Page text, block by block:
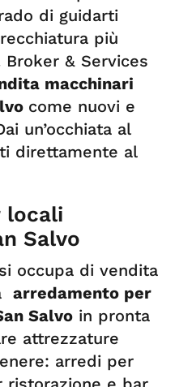
di guidarti
più
& Services
macchinari
come nuovi e
un’occhiata al
direttamente al
locali
Salvo
occupa di vendita
arredamento per
Salvo in pronta
attrezzature
arredi per